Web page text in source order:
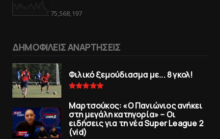
75,568,197
ΔΗΜΟΦΙΛΕΙΣ ΑΝΑΡΤΗΣΕΙΣ
Φιλικό ξεμούδιασμα με... 8 γκολ!
Μαρτσούκος: «Ο Πανιώνιος ανήκει
στη μεγάλη κατηγορία» – Οι
ειδήσεις για τη νέα Super League 2
(vid)